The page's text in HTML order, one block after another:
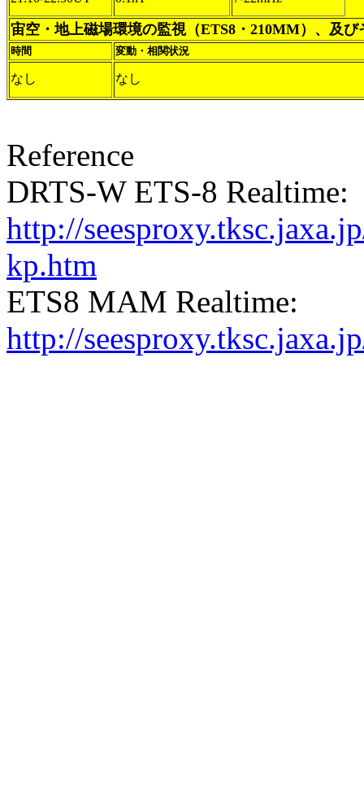
宙空・地上磁場環境の監視（ETS8・210MM）、及び
時間 変動・相関状況
なし なし
Reference
DRTS-W ETS-8 Realtime:
http://
kp.htm
ETS8 MAM Realtime:
http://